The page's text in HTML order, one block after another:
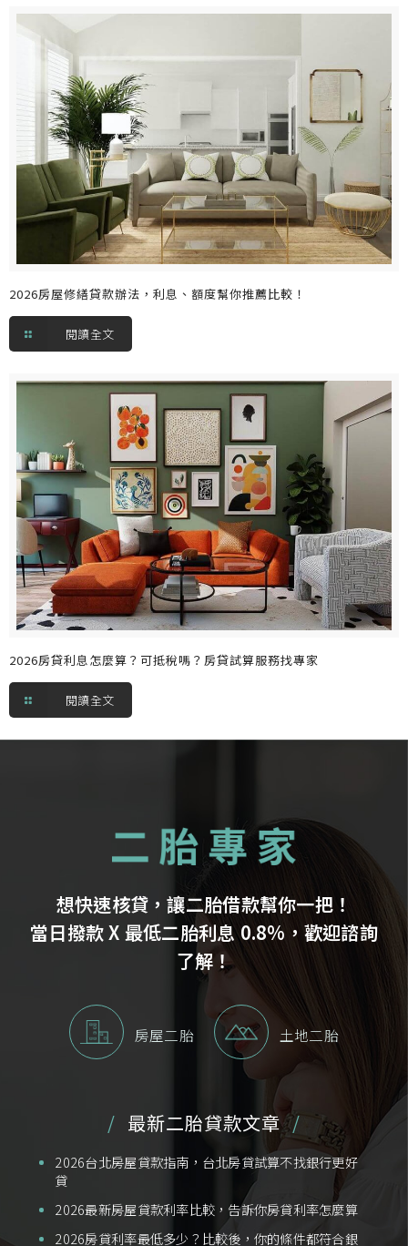
2026房屋修繕貸款辦法，利息、額度幫你推薦比較！
閱讀全文
2026房貸利息怎麼算？可抵稅嗎？房貸試算服務找專家
閱讀全文
想快速核貸，讓二胎借款幫你一把！
當日撥款 X 最低二胎利息 0.8%，歡迎諮詢
了解！
房屋二胎 土地二胎
最新二胎貸款文章
2026台北房屋貸款指南，台北房貸試算不找銀行更好
貸
2026最新房屋貸款利率比較，告訴你房貸利率怎麼算
2026房貸利率最低多少？比較後，你的條件都符合銀